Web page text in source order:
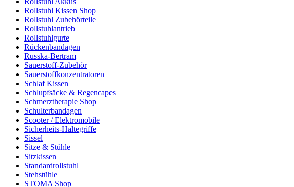
Rollstuhl Kissen Shop
Rollstuhl Zubehörteile
Rollstuhlantrieb
Rollstuhlgurte
Rückenbandagen
Russka-Bertram
Sauerstoff-Zubehör
Sauerstoffkonzentratoren
Schlaf Kissen
Schlupfsäcke & Regencapes
Schmerztherapie Shop
Schulterbandagen
Scooter / Elektromobile
Sicherheits-Haltegriffe
Sissel
Sitze & Stühle
Sitzkissen
Standardrollstuhl
Stehstühle
STOMA Shop